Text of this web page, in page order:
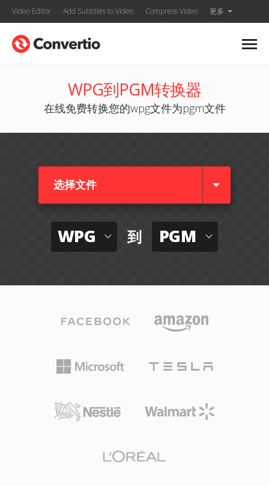
Video Editor Add Subtitles to Video Compress Video 更多
WPG到PGM转换器
在线免费转换您的wpg文件为pgm文件
选择文件
WPG 到 PGM